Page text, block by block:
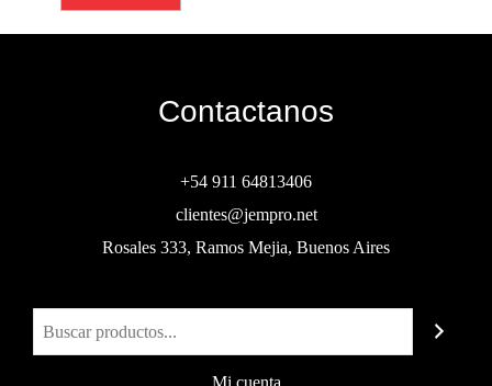
Contactanos
+54 911 64813406
clientes@jempro.net
Rosales 333, Ramos Mejia, Buenos Aires
Mi cuenta